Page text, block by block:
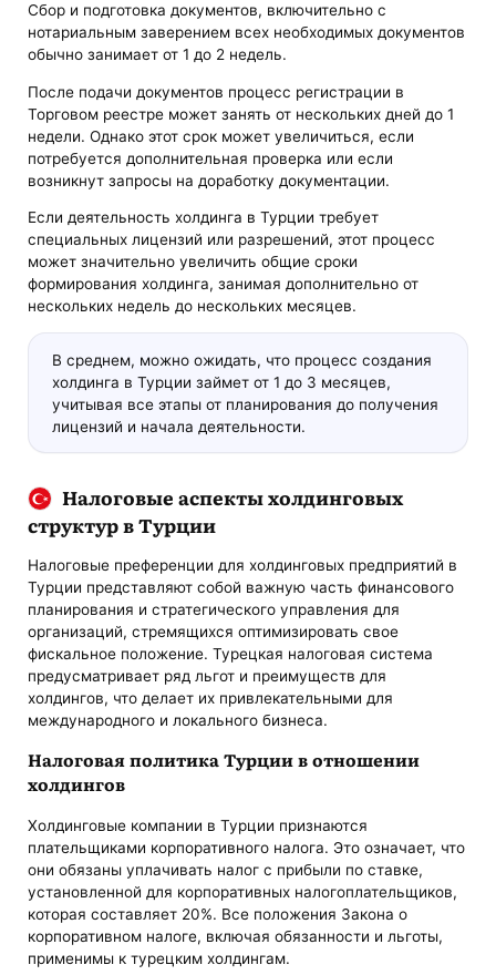
Сбор и подготовка документов, включительно с
нотариальным заверением всех необходимых документов
обычно занимает от 1 до 2 недель.
После подачи документов процесс регистрации в
Торговом реестре может занять от нескольких дней до 1
недели. Однако этот срок может увеличиться, если
потребуется дополнительная проверка или если
возникнут запросы на доработку документации.
Если деятельность холдинга в Турции требует
специальных лицензий или разрешений, этот процесс
может значительно увеличить общие сроки
формирования холдинга, занимая дополнительно от
нескольких недель до нескольких месяцев.
В среднем, можно ожидать, что процесс создания
холдинга в Турции займет от 1 до 3 месяцев,
учитывая все этапы от планирования до получения
лицензий и начала деятельности.
Налоговые аспекты холдинговых
структур в Турции
Налоговые преференции для холдинговых предприятий в
Турции представляют собой важную часть финансового
планирования и стратегического управления для
организаций, стремящихся оптимизировать свое
фискальное положение. Турецкая налоговая система
предусматривает ряд льгот и преимуществ для
холдингов, что делает их привлекательными для
международного и локального бизнеса.
Налоговая политика Турции в отношении
холдингов
Холдинговые компании в Турции признаются
плательщиками корпоративного налога. Это означает, что
они обязаны уплачивать налог с прибыли по ставке,
установленной для корпоративных налогоплательщиков,
которая составляет 20%. Все положения Закона о
корпоративном налоге, включая обязанности и льготы,
применимы к турецким холдингам.